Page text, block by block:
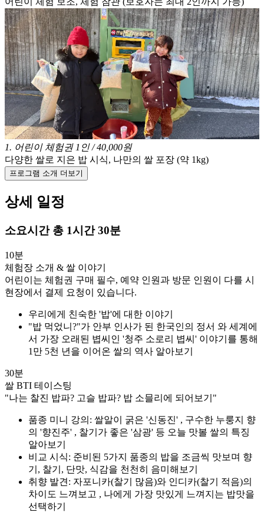
1. 어린이 체험권 1인 / 40,000원
다양한 쌀로 지은 밥 시식, 나만의 쌀 포장 (약 1kg)
프로그램 소개 더보기
상세 일정
소요시간 총 1시간 30분
10분
체험장 소개 & 쌀 이야기
어린이는 체험권 구매 필수, 예약 인원과 방문 인원이 다를 시
현장에서 결제 요청이 있습니다.
우리에게 친숙한 '밥'에 대한 이야기
"밥 먹었니?"가 안부 인사가 된 한국인의 정서 와 세계에
서 가장 오래된 볍씨인 '청주 소로리 볍씨' 이야기를 통해
1만 5천 년을 이어온 쌀의 역사 알아보기
30분
쌀 BTI 테이스팅
"나는 찰진 밥파? 고슬 밥파? 밥 소믈리에 되어보기"
품종 미니 강의: 쌀알이 굵은 '신동진' , 구수한 누룽지 향
의 '향진주' , 찰기가 좋은 '삼광' 등 오늘 맛볼 쌀의 특징
알아보기
비교 시식: 준비된 5가지 품종의 밥을 조금씩 맛보며 향
기, 찰기, 단맛, 식감을 천천히 음미해보기
취향 발견: 자포니카(찰기 많음)와 인디카(찰기 적음)의
차이도 느껴보고 , 나에게 가장 맛있게 느껴지는 밥맛을
선택하기